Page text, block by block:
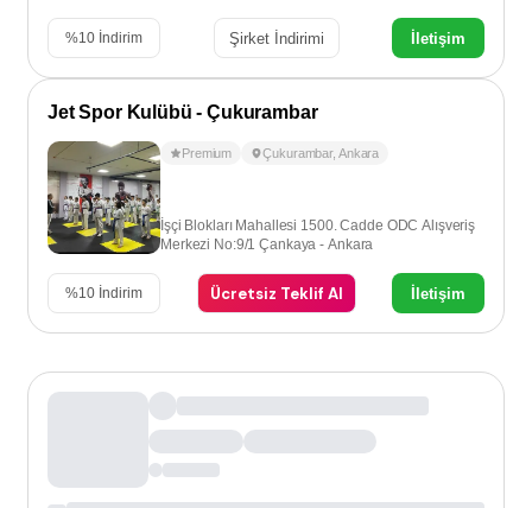
%10 İndirim Şirket İndirimi İletişim
Jet Spor Kulübü - Çukurambar
Premium Çukurambar, Ankara
İşçi Blokları Mahallesi 1500. Cadde ODC Alışveriş
Merkezi No:9/1 Çankaya - Ankara
%10 İndirim Ücretsiz Teklif Al İletişim